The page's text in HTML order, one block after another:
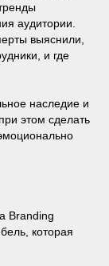
аудитории.
выяснили,
и где
наследие и
этом сделать
Branding
которая